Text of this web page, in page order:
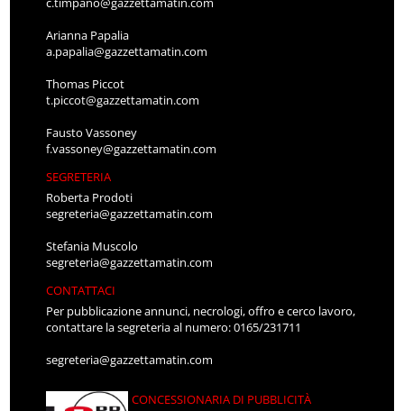
Arianna Papalia
a.papalia@gazzettamatin.com
Thomas Piccot
t.piccot@gazzettamatin.com
Fausto Vassoney
f.vassoney@gazzettamatin.com
SEGRETERIA
Roberta Prodoti
segreteria@gazzettamatin.com
Stefania Muscolo
segreteria@gazzettamatin.com
CONTATTACI
Per pubblicazione annunci, necrologi, offro e cerco lavoro,
contattare la segreteria al numero: 0165/231711
segreteria@gazzettamatin.com
CONCESSIONARIA DI PUBBLICITÀ